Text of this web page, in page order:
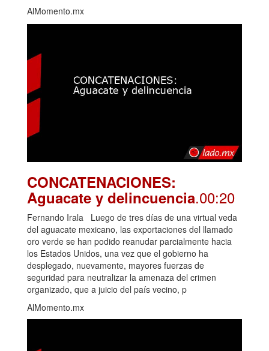
AlMomento.mx
CONCATENACIONES:
Aguacate y delincuencia.00:20
Fernando Irala Luego de tres días de una virtual veda
del aguacate mexicano, las exportaciones del llamado
oro verde se han podido reanudar parcialmente hacia
los Estados Unidos, una vez que el gobierno ha
desplegado, nuevamente, mayores fuerzas de
seguridad para neutralizar la amenaza del crimen
organizado, que a juicio del país vecino, p
AlMomento.mx